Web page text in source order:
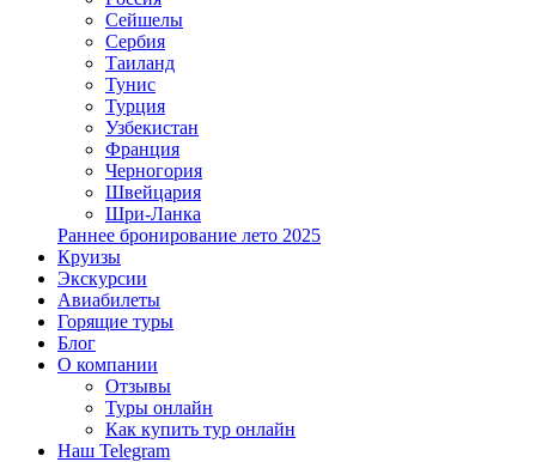
Сейшелы
Сербия
Таиланд
Тунис
Турция
Узбекистан
Франция
Черногория
Швейцария
Шри-Ланка
Раннее бронирование лето 2025
Круизы
Экскурсии
Авиабилеты
Горящие туры
Блог
О компании
Отзывы
Туры онлайн
Как купить тур онлайн
Наш Telegram